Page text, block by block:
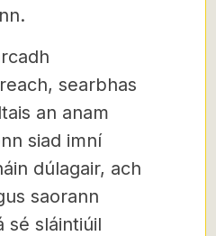
searbhas
an anam
siad imní
dúlagair, ach
saorann
sé sláintiúil